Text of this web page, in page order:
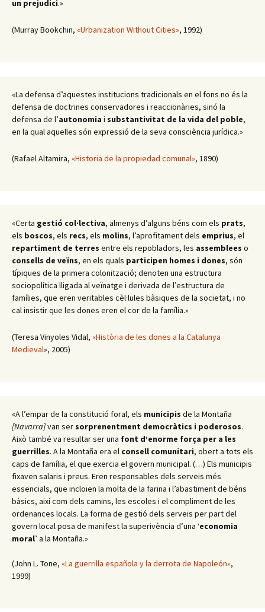
un prejudici.»
(Murray Bookchin, «Urbanization Without Cities», 1992)
«La defensa d’aquestes institucions tradicionals en el fons no és la
defensa de doctrines conservadores i reaccionàries, sinó la
defensa de l’autonomia i substantivitat de la vida del poble,
en la qual aquelles són expressió de la seva consciència jurídica.»
(Rafael Altamira, «Historia de la propiedad comunal», 1890)
«Certa gestió col·lectiva, almenys d’alguns béns com els prats,
els boscos, els recs, els molins, l’aprofitament dels emprius, el
repartiment de terres entre els repobladors, les assemblees o
consells de veïns, en els quals participen homes i dones, són
típiques de la primera colonització; denoten una estructura
sociopolítica lligada al veïnatge i derivada de l’estructura de
famílies, que eren veritables cèl·lules bàsiques de la societat, i no
cal insistir que les dones eren el cor de la família.»
(Teresa Vinyoles Vidal, «Història de les dones a la Catalunya
Medieval», 2005)
«A l’empar de la constitució foral, els municipis de la Montaña
[Navarra]van ser sorprenentment democràtics i poderosos.
Això també va resultar ser una font d’enorme força per a les
guerrilles. A la Montaña era el consell comunitari, obert a tots els
caps de família, el que exercia el govern municipal. (…) Els municipis
fixaven salaris i preus. Eren responsables dels serveis més
essencials, que incloïen la molta de la farina i l’abastiment de béns
bàsics, així com dels camins, les escoles i el compliment de les
ordenances locals. La forma de gestió dels serveis per part del
govern local posa de manifest la superivència d’una ‘economia
moral’ a la Montaña.»
(John L. Tone, «La guerrilla española y la derrota de Napoleón»,
1999)